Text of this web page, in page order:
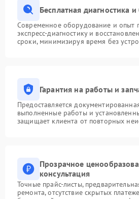
Бесплатная диагностика
Современное оборудование и опыт
экспресс-диагностику и
сроки, минимизируя время без
Гарантия на работы и
Предоставляется
выполненные работы и
защищает клиента от повторных
Прозрачное
консультация
Точные прайс-листы,
ремонта, отсутствие скрытых